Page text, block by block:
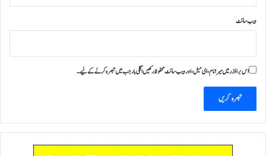
ویب‌ سائٹ
اس براؤزر میں میرا نام، ای میل، اور ویب سائٹ محفوظ رکھیں اگلی بار جب میں تبصرہ کرنے کےلیے۔